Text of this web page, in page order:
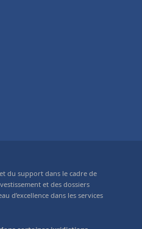
du support dans le cadre de
et des dossiers
d’excellence dans les services